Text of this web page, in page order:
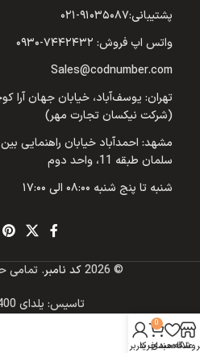
پشتیبانی:۹۱۰۳۵۰۸۷-۰۲۱
واتس اپ فروش: ۷۴۴۲۴۳۲-۰۹۳۰
Sales@codnumber.com
(شرکت نیکسان تجارت مهر)
سلمان طبقه 11، واحد دوم
شنبه تا پنج شنبه ۰۸:۰۰ الی ۱۷:۰۰
© 2026 کد نامبر. تمامی
تاسیس: یلدای 1400 شمسی
علاقه مندی
0
سبد خرید
حساب کاربری من